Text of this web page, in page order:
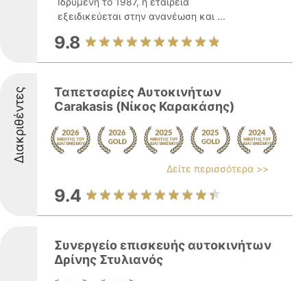
εξειδικεύεται στην ανανέωση και ...
9.8
Διακριθέντες
Ταπετσαρίες Αυτοκινήτων
Carakasis (Νίκος Καρακάσης)
Δείτε περισσότερα >>
9.4
Συνεργείο επισκευής αυτοκινήτων
Δρίνης Στυλιανός